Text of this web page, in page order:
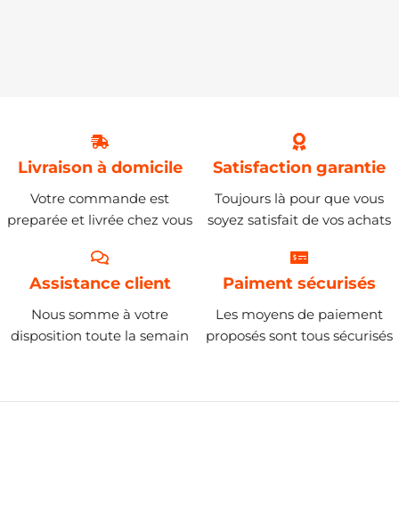
Livraison à domicile
Votre commande est
preparée et livrée chez vous
Satisfaction garantie
Toujours là pour que vous
soyez satisfait de vos achats
Assistance client
Nous somme à votre
disposition toute la semain
Paiment sécurisés
Les moyens de paiement
proposés sont tous sécurisés